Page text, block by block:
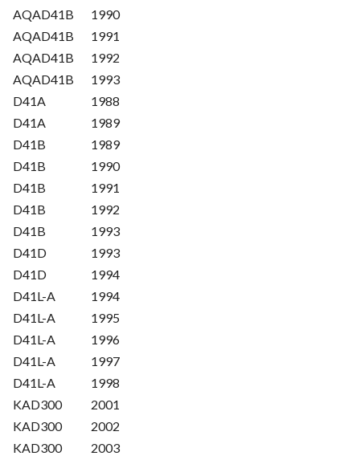
AQAD41B
1990
AQAD41B
1991
AQAD41B
1992
AQAD41B
1993
D41A
1988
D41A
1989
D41B
1989
D41B
1990
D41B
1991
D41B
1992
D41B
1993
D41D
1993
D41D
1994
D41L-A
1994
D41L-A
1995
D41L-A
1996
D41L-A
1997
D41L-A
1998
KAD300
2001
KAD300
2002
KAD300
2003